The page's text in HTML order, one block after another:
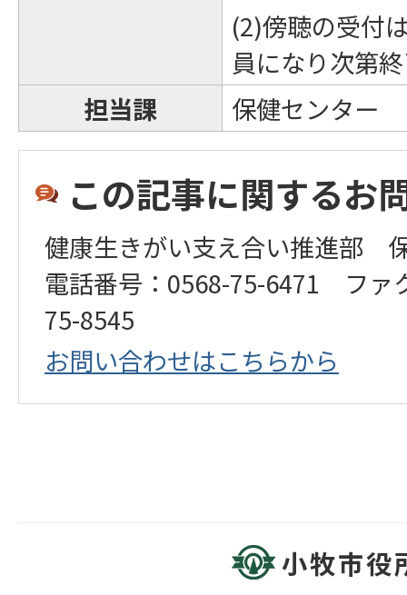
(2)傍聴の受付
員になり次第
担当課
保健センター
この記事に関するお
健康生きがい支え合い推進部
電話番号：0568-75-6471 ファ
75-8545
お問い合わせはこちらから
小牧市役